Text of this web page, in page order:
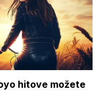
hitove možete